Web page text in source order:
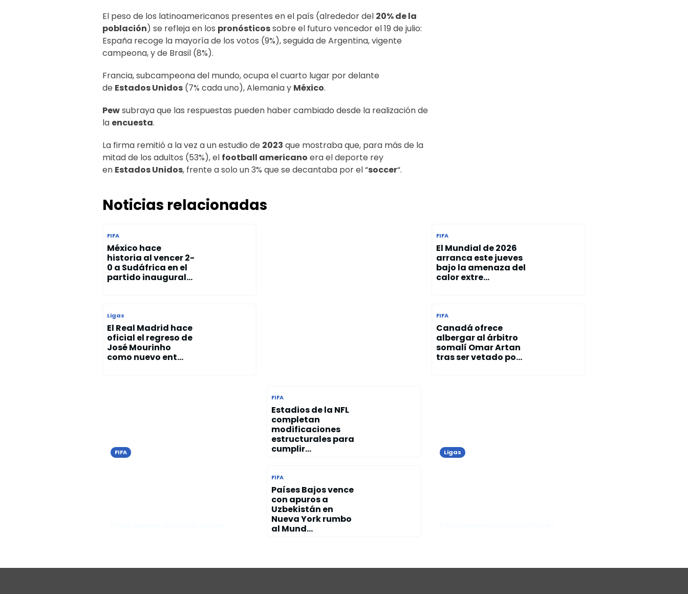
El peso de los latinoamericanos presentes en el país (alrededor del 20% de la
población) se refleja en los pronósticossobre el futuro vencedor el 19 de julio:
España recoge la mayoría de los votos (9%), seguida de Argentina, vigente
campeona, y de Brasil (8%).
Francia, subcampeona del mundo, ocupa el cuarto lugar por delante
de Estados Unidos (7% cada uno), Alemania y México.
Pewsubraya que las respuestas pueden haber cambiado desde la realización de
la encuesta.
La firma remitió a la vez a un estudio de 2023 que mostraba que, para más de la
mitad de los adultos (53%), el football americano era el deporte rey
en Estados Unidos, frente a solo un 3% que se decantaba por el “soccer“.
Noticias relacionadas
FIFA
México hace
historia al vencer 2-
0 a Sudáfrica en el
partido inaugural...
Ligas
El Real Madrid hace
oficial el regreso de
José Mourinho
como nuevo ent...
FIFA
El Mundial de 2026
arranca este jueves
bajo la amenaza del
calor extre...
FIFA
Canadá ofrece
albergar al árbitro
somalí Omar Artan
tras ser vetado po...
FIFA
FIFA
Estadios de la NFL
completan
modificaciones
estructurales para
cumplir...
FIFA
Países Bajos vence
con apuros a
Uzbekistán en
Nueva York rumbo
al Mund...
Ligas